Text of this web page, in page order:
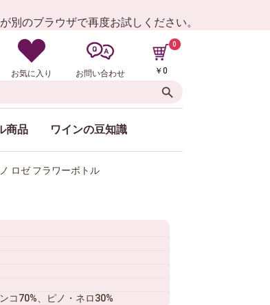
のブラウザで再度お試しください。
お気に入り お問い合わせ
0
￥0
商品 ワインの豆知識
ロゼ フラワーボトル
コ70%、ピノ・ネロ30%